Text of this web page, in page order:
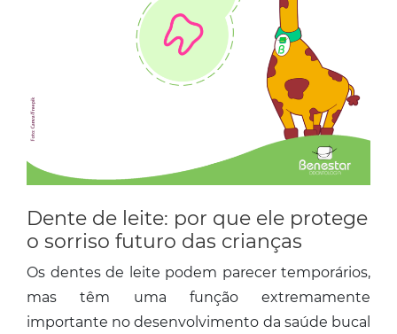
Dente de leite: por que ele protege
o sorriso futuro das crianças
Os dentes de leite podem parecer temporários,
mas têm uma função extremamente
importante no desenvolvimento da saúde bucal